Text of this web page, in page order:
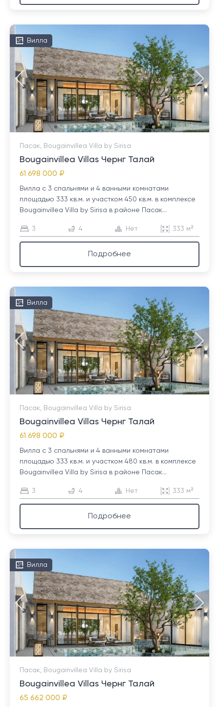
Вилла
Пасак, Bougainvillea Villa by Sirisa
Bougainvillea Villas Чернг Талай
61 698 000 ₽
Вилла с 3 спальнями и 4 ванными комнатами
площадью 333 кв.м. и участком 450 кв.м. в комплексе
Bougainvillea Villa by Sirisa в районе Пасак...
3 4 Нет 333 м²
Подробнее
Вилла
Пасак, Bougainvillea Villa by Sirisa
Bougainvillea Villas Чернг Талай
61 698 000 ₽
Вилла с 3 спальнями и 4 ванными комнатами
площадью 333 кв.м. и участком 480 кв.м. в комплексе
Bougainvillea Villa by Sirisa в районе Пасак...
3 4 Нет 333 м²
Подробнее
Вилла
Пасак, Bougainvillea Villa by Sirisa
Bougainvillea Villas Чернг Талай
65 662 000 ₽